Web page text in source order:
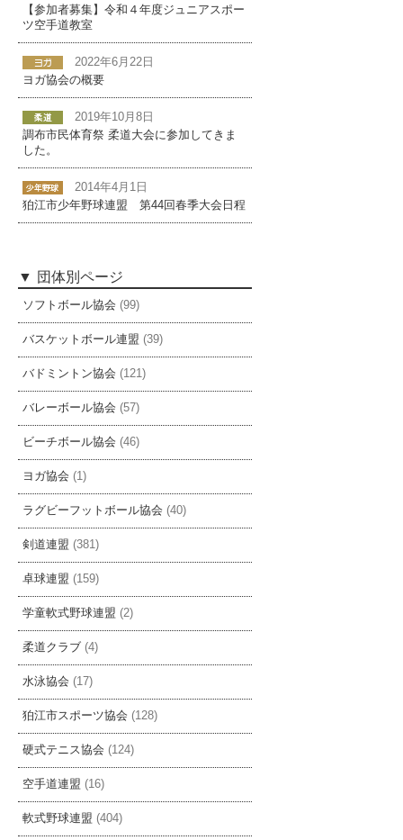
【参加者募集】令和４年度ジュニアスポー
ツ空手道教室
2022年6月22日
ヨガ協会の概要
2019年10月8日
調布市民体育祭 柔道大会に参加してきま
した。
2014年4月1日
狛江市少年野球連盟 第44回春季大会日程
団体別ページ
ソフトボール協会 (99)
バスケットボール連盟 (39)
バドミントン協会 (121)
バレーボール協会 (57)
ビーチボール協会 (46)
ヨガ協会 (1)
ラグビーフットボール協会 (40)
剣道連盟 (381)
卓球連盟 (159)
学童軟式野球連盟 (2)
柔道クラブ (4)
水泳協会 (17)
狛江市スポーツ協会 (128)
硬式テニス協会 (124)
空手道連盟 (16)
軟式野球連盟 (404)